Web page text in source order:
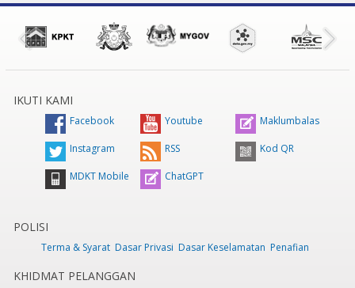
IKUTI KAMI
Facebook Youtube Maklumbalas
Instagram RSS Kod QR
MDKT Mobile ChatGPT
POLISI
Terma & Syarat Dasar Privasi Dasar Keselamatan Penafian
KHIDMAT PELANGGAN